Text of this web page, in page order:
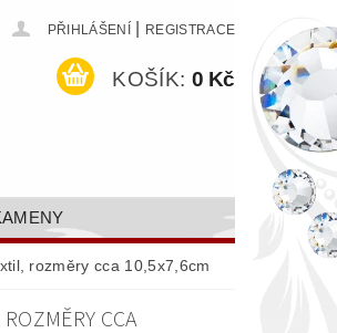
PŘIHLÁŠENÍ REGISTRACE
KOŠÍK: 0 Kč
GALERIE
rozměry cca 10,5x7,6cm
CCA